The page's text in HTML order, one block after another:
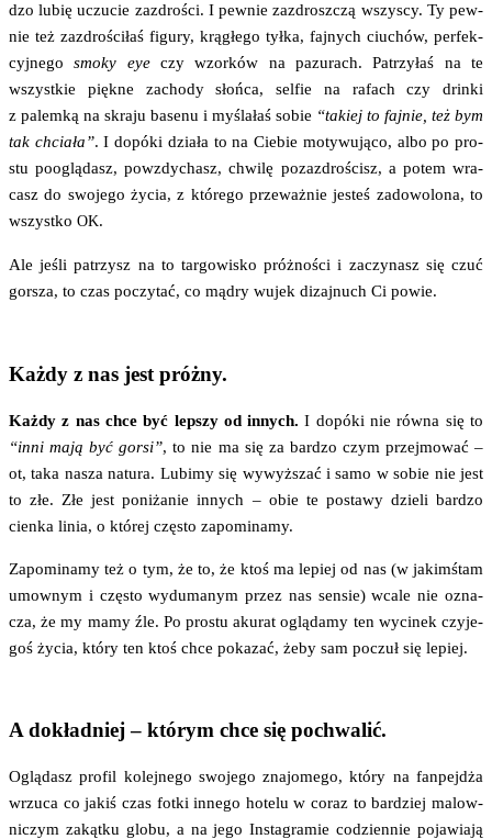
dzo lubię uczu­cie zazdro­ści. I pew­nie zazdrosz­czą wszy­scy. Ty pew­
nie też zazdro­ści­łaś figu­ry, krą­głe­go tył­ka, faj­nych ciu­chów, per­fek­
cyj­ne­gosmo­ky eyeczy wzor­ków na pazu­rach. Patrzy­łaś na te
wszyst­kie pięk­ne zacho­dy słoń­ca, sel­fie na rafach czy drin­ki
z palem­ką na skra­ju base­nu i myśla­łaś sobie “takiej to faj­nie, też bym
tak chcia­ła”. I dopó­ki dzia­ła to na Cie­bie moty­wu­ją­co, albo po pro­
stu pooglą­dasz, powz­dy­chasz, chwi­lę pozaz­dro­ścisz, a potem wra­
casz do swo­je­go życia, z któ­re­go prze­waż­nie jesteś zado­wo­lo­na, to
wszyst­ko OK.
Ale jeśli patrzysz na to tar­go­wi­sko próż­no­ści i zaczy­nasz się czuć
gor­sza, to czas poczy­tać, co mądry wujek dizaj­nuch Ci powie.
Każdy z nas jest próżny.
Każ­dy z nas chce być lep­szy od innych. I dopó­ki nie rów­na się to
“inni mają być gor­si”, to nie ma się za bar­dzo czym przej­mo­wać –
ot, taka nasza natu­ra. Lubi­my się wywyż­szać i samo w sobie nie jest
to złe. Złe jest poni­ża­nie innych – obie te posta­wy dzie­li bar­dzo
cien­ka linia, o któ­rej czę­sto zapominamy.
Zapo­mi­na­my też o tym, że to, że ktoś ma lepiej od nas (w jakimś­tam
umow­nym i czę­sto wydu­ma­nym przez nas sen­sie) wca­le nie ozna­
cza, że my mamy źle. Po pro­stu aku­rat oglą­da­my ten wyci­nek czy­je­
goś życia, któ­ry ten ktoś chce poka­zać, żeby sam poczuł się lepiej.
A dokładniej – którym chce się pochwalić.
Oglą­dasz pro­fil kolej­ne­go swo­je­go zna­jo­me­go, któ­ry na fan­pej­dża
wrzu­ca co jakiś czas fot­ki inne­go hote­lu w coraz to bar­dziej malow­
ni­czym zakąt­ku glo­bu, a na jego Insta­gra­mie codzien­nie poja­wia­ją